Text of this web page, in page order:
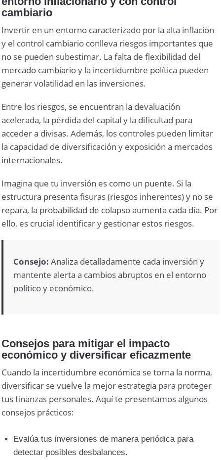
cambiario
Invertir en un entorno caracterizado por la alta inflación
y el control cambiario conlleva riesgos importantes que
no se pueden subestimar. La falta de flexibilidad del
mercado cambiario y la incertidumbre política pueden
generar volatilidad en las inversiones.
Entre los riesgos, se encuentran la devaluación
acelerada, la pérdida del capital y la dificultad para
acceder a divisas. Además, los controles pueden limitar
la capacidad de diversificación y exposición a mercados
internacionales.
Imagina que tu inversión es como un puente. Si la
estructura presenta fisuras (riesgos inherentes) y no se
repara, la probabilidad de colapso aumenta cada día. Por
ello, es crucial identificar y gestionar estos riesgos.
Consejo: Analiza detalladamente cada inversión y
mantente alerta a cambios abruptos en el entorno
político y económico.
Consejos para mitigar el impacto
económico y diversificar eficazmente
Cuando la incertidumbre económica se torna la norma,
diversificar se vuelve la mejor estrategia para proteger
tus finanzas personales. Aquí te presentamos algunos
consejos prácticos:
Evalúa tus inversiones de manera periódica para
detectar posibles desbalances.